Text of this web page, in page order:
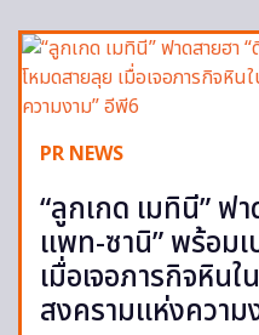
PR NEWS
“ลูกเกด เมทินี” ฟ
แพท-ซานิ” พร้อม
เมื่อเจอภารกิจหิน
สงครามแห่งความ